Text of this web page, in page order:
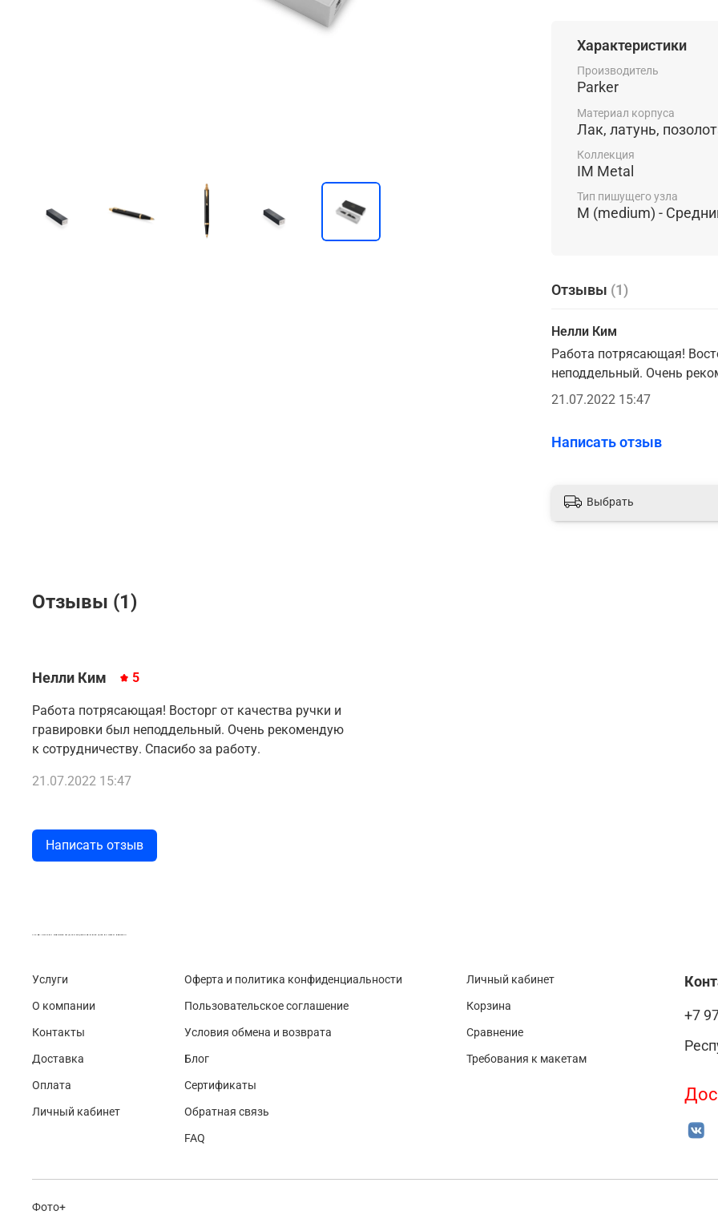
совершенству. Уже
репутацию и
качества,
надёжность,
Характеристики
Производитель
Parker
Материал корпуса
Лак, латунь,
Коллекция
IM Metal
Тип пишущего узла
М (medium) -
Отзывы (1)
Нелли Ким
Работа потрясающая!
неподдельный. Очень
21.07.2022 15:47
Написать отзыв
Выбрать
Отзывы (1)
Нелли Ким 5
Работа потрясающая! Восторг от качества ручки и
гравировки был неподдельный. Очень рекомендую
к сотрудничеству. Спасибо за работу.
21.07.2022 15:47
Написать отзыв
Услуги
О компании
Контакты
Доставка
Оплата
Личный кабинет
Оферта и политика конфиденциальности
Пользовательское соглашение
Условия обмена и возврата
Блог
Сертификаты
Обратная связь
FAQ
Личный кабинет
Корзина
Сравнение
Требования к макетам
+7
Фото+